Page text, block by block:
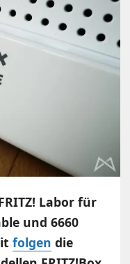
Labor für
und 6660
folgen die